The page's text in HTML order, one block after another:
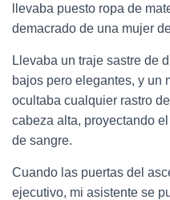
llevaba puesto ropa de
demacrado de una mujer
Llevaba un traje sastre de
bajos pero elegantes, y un
ocultaba cualquier rastro
cabeza alta, proyectando
de sangre.
Cuando las puertas del
ejecutivo, mi asistente se